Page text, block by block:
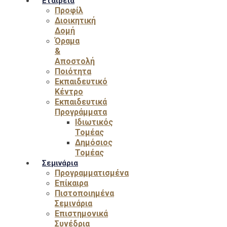
Προφίλ
Διοικητική
Δομή
Όραμα
&
Αποστολή
Ποιότητα
Εκπαιδευτικό
Κέντρο
Εκπαιδευτικά
Προγράμματα
Ιδιωτικός
Τομέας
Δημόσιος
Τομέας
Σεμινάρια
Προγραμματισμένα
Επίκαιρα
Πιστοποιημένα
Σεμινάρια
Επιστημονικά
Συνέδρια